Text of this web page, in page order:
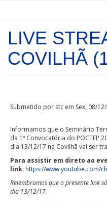
Inicio
Projetos Aprovados
Comunicação
Gestão de Projetos
Ligações
LIVE
COVILHÃ
Submetido por stc em Sex, 08/
Informamos que o Seminário
da 1ª Convocatória do POCTEP
dia 13/12/17 na Covilhã vai ser
Para assistir em direto ao
link: https://www.youtube.com/
Relembramos que o presente link
dia 13/12/17.